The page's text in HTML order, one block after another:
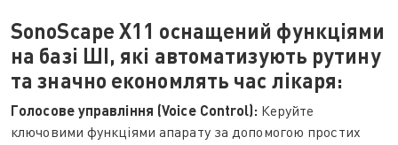
SonoScape X11 оснащений функціями
на базі ШІ, які автоматизують рутину
та значно економлять час лікаря:
Голосове управління (Voice Control): Керуйте
ключовими функціями апарату за допомогою простих